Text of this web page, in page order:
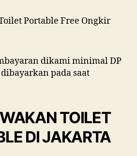
dikami minimal DP
pada saat
TOILET
DI JAKARTA